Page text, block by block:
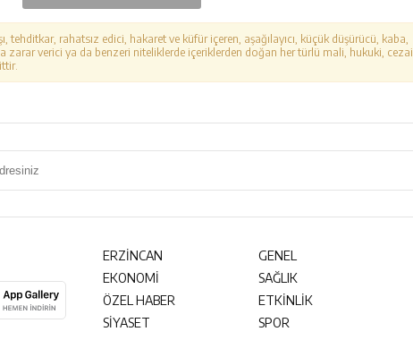
tehditkar, rahatsız edici, hakaret ve küfür içeren, aşağılayıcı, küçük düşürücü, kaba,
zarar verici ya da benzeri niteliklerde içeriklerden doğan her türlü mali, hukuki, cezai,
ERZİNCAN
GENEL
EKONOMİ
SAĞLIK
ÖZEL HABER
ETKİNLİK
SİYASET
SPOR